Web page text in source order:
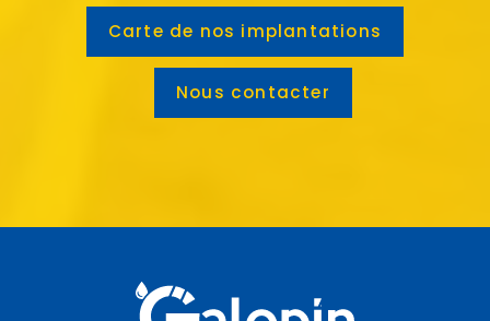
Carte de nos implantations
Nous contacter